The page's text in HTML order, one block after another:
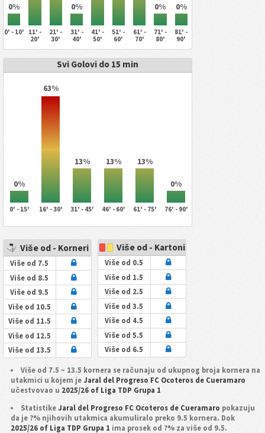
0% 0% 0% 0%
0' - 10'
11' -
20'
21' -
30'
31' -
40'
41' -
50'
51' -
60'
61' -
70'
71' -
80'
81' -
90'
Svi Golovi do 15 min
0%
63%
13% 13% 13%
0%
0' - 15' 16' - 30' 31' - 45' 46' - 60' 61' - 75' 76' - 90'
Više od - Korneri
Više od 7.5
Više od 8.5
Više od 9.5
Više od 10.5
Više od 11.5
Više od 12.5
Više od 13.5
Više od - Kartoni
Više od 0.5
Više od 1.5
Više od 2.5
Više od 3.5
Više od 4.5
Više od 5.5
Više od 6.5
Više od 7.5 ~ 13.5 kornera se računaju od ukupnog broja kornera na
utakmici u kojem je Jaral del Progreso FC Ocoteros de Cueramaro
učestvovao u 2025/26 of Liga TDP Grupa 1
StatistikeJaral del Progreso FC Ocoteros de Cueramaro pokazuju
da je ?% njihovih utakmica akumuliralo preko 9.5 kornera. Dok
2025/26 of Liga TDP Grupa 1 ima prosek od ?% za više od 9.5.